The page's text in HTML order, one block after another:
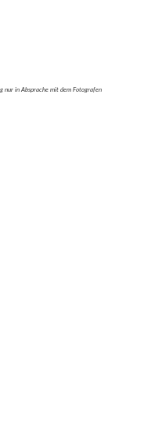
nur in Absprache mit dem Fotografen